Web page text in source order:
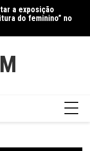
beleza e
nas redes